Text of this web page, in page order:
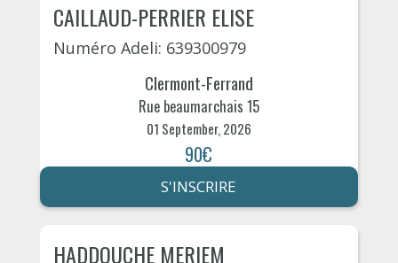
CAILLAUD-PERRIER ELISE
Numéro Adeli: 639300979
Clermont-Ferrand
Rue beaumarchais 15
01 September, 2026
90€
S'INSCRIRE
HADDOUCHE MERIEM